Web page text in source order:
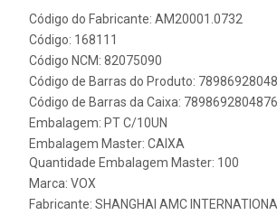
Código do Fabricante: AM20001.0732
Código: 168111
Código NCM: 82075090
Código de Barras do Produto:
Código de Barras da Caixa: 7898692804876
Embalagem: PT C/10UN
Embalagem Master: CAIXA
Quantidade Embalagem Master: 100
Marca: VOX
Fabricante: SHANGHAI AMC